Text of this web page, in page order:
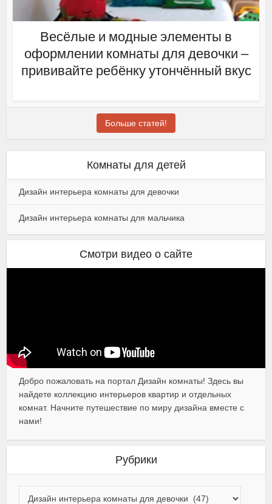
Весёлые и модные элементы в
оформлении комнаты для девочки –
прививайте ребёнку утончённый вкус
Больше статей!
Комнаты для детей
Дизайн интерьера комнаты для девочки
Дизайн интерьера комнаты для мальчика
Смотри видео о сайте
Добро пожаловать на портал Дизайн комнаты! Здесь вы
найдете коллекцию интерьеров квартир и отдельных
комнат. Начните путешествие по миру дизайна вместе с
нами!
Рубрики